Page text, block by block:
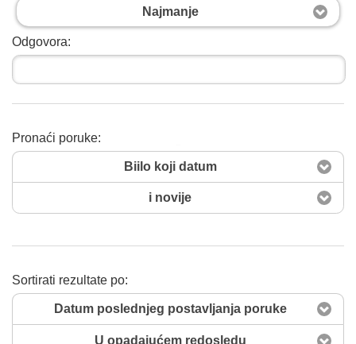
Najmanje
Odgovora:
Pronaći poruke:
Biilo koji datum
i novije
Sortirati rezultate po:
Datum poslednjeg postavljanja poruke
U opadajućem redosledu